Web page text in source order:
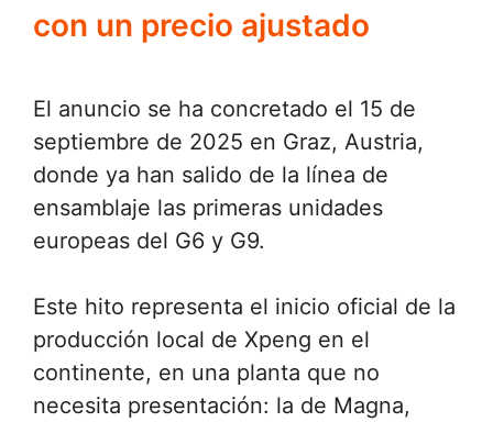
con un precio ajustado
El anuncio se ha concretado el 15 de
septiembre de 2025 en Graz, Austria,
donde ya han salido de la línea de
ensamblaje las primeras unidades
europeas del G6 y G9.
Este hito representa el inicio oficial de la
producción local de Xpeng en el
continente, en una planta que no
necesita presentación: la de Magna,